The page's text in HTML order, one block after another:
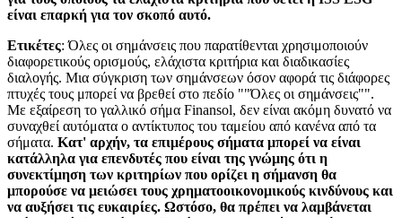
είναι επαρκή για τον σκοπό αυτό.
Ετικέτες: Όλες οι σημάνσεις που παρατίθενται χρησιμοποιούν
διαφορετικούς ορισμούς, ελάχιστα κριτήρια και διαδικασίες
διαλογής. Μια σύγκριση των σημάνσεων όσον αφορά τις διάφορες
πτυχές τους μπορεί να βρεθεί στο πεδίο ""Όλες οι σημάνσεις"".
Με εξαίρεση το γαλλικό σήμα Finansol, δεν είναι ακόμη δυνατό να
συναχθεί αυτόματα ο αντίκτυπος του ταμείου από κανένα από τα
σήματα. Κατ' αρχήν, τα επιμέρους σήματα μπορεί να είναι
κατάλληλα για επενδυτές που είναι της γνώμης ότι η
συνεκτίμηση των κριτηρίων που ορίζει η σήμανση θα
μπορούσε να μειώσει τους χρηματοοικονομικούς κινδύνους και
να αυξήσει τις ευκαιρίες. Ωστόσο, θα πρέπει να λαμβάνεται